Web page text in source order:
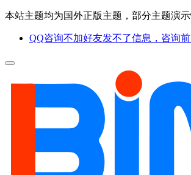
本站主题均为国外正版主题，部分主题演示
QQ咨询不加好友发不了信息，咨询